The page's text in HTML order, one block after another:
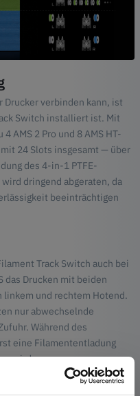
Drucker verbinden kann, ist
Switch installiert ist. Mit
AMS 2 Pro und 8 AMS HT-
24 Slots insgesamt — über
des 4-in-1 PTFE-
dringend abgeraten, da
beeinträchtigen
Track Switch auch bei
das Drucken mit beiden
und rechtem Hotend.
nur abwechselnde
Während des
eine Filamententladung
wird.